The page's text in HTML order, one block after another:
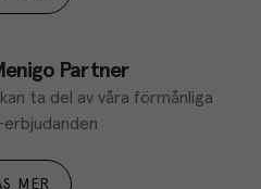
Partner
ta del av våra förmånliga
MER